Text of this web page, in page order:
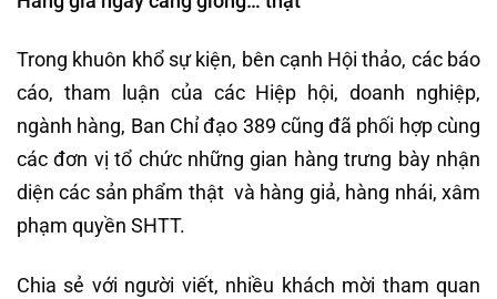
Trong khuôn khổ sự kiện, bên cạnh Hội thảo, các báo
cáo, tham luận của các Hiệp hội, doanh nghiệp,
ngành hàng, Ban Chỉ đạo 389 cũng đã phối hợp cùng
các đơn vị tổ chức những gian hàng trưng bày nhận
diện các sản phẩm thật và hàng giả, hàng nhái, xâm
phạm quyền SHTT.
Chia sẻ với người viết, nhiều khách mời tham quan